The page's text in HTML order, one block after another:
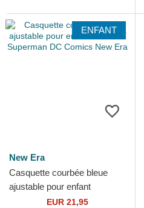
ENFANT
New Era
Casquette courbée bleue
ajustable pour enfant
9FORTY Superman DC
EUR 21,95